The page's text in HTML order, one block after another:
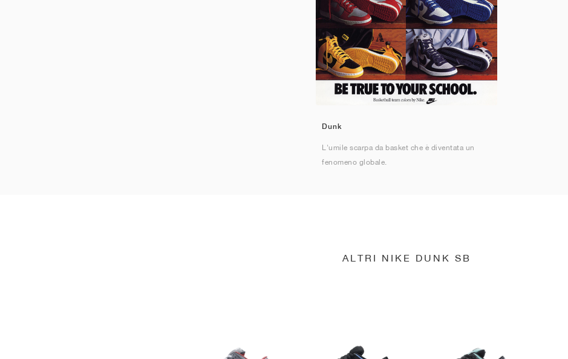
Dunk
L'umile scarpa da basket che è diventata un
fenomeno globale.
ALTRI NIKE DUNK SB